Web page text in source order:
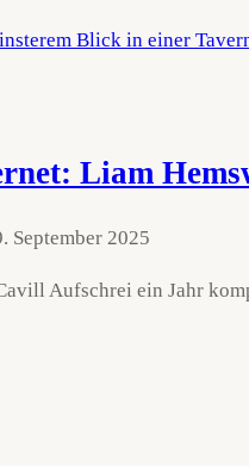
Liam
September 2025
Aufschrei ein Jahr